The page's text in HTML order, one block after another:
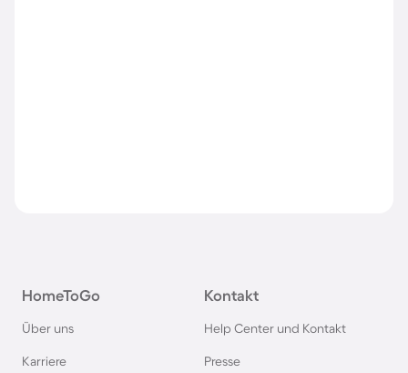
HomeToGo
Über uns
Karriere
Kontakt
Help Center und Kontakt
Presse